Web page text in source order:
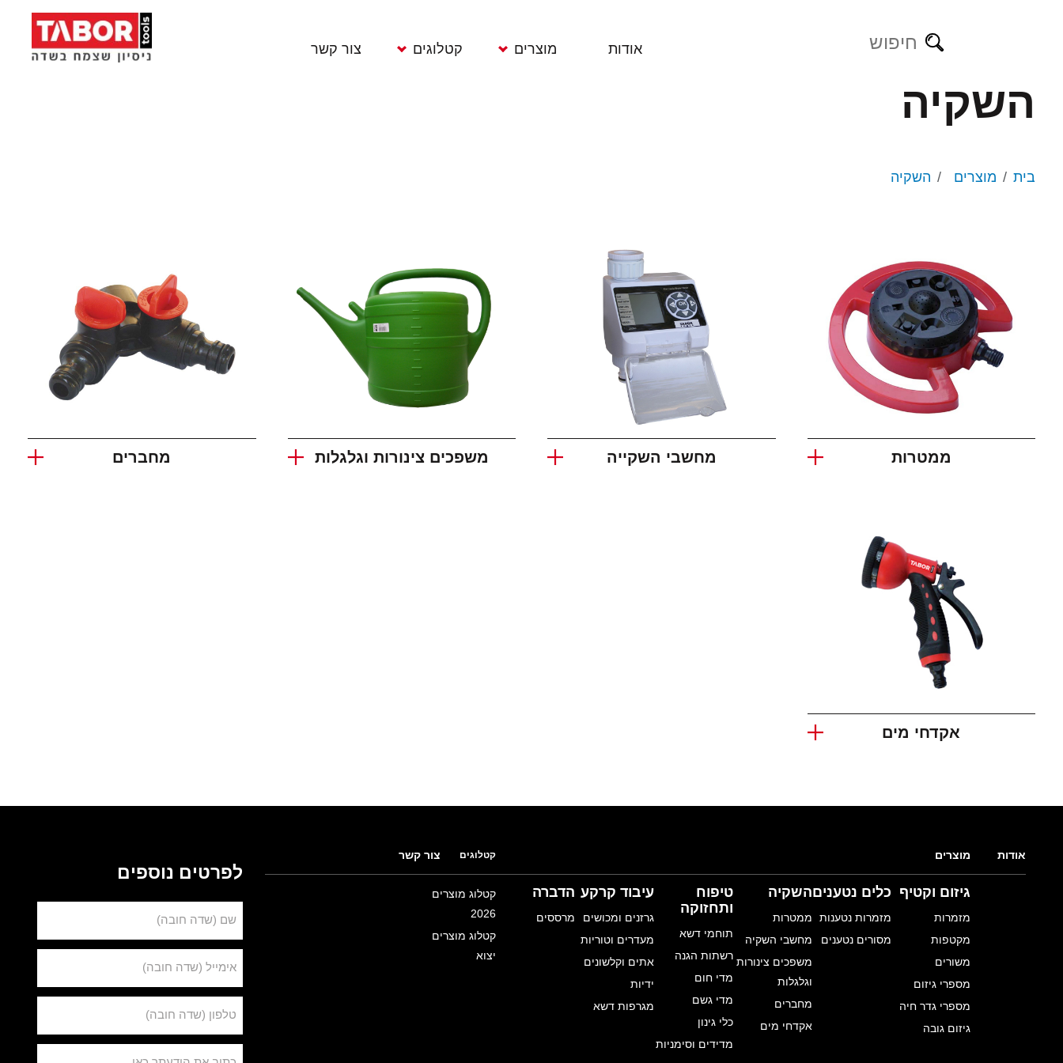
אודות מוצרים
אקדחי מים
קטלוגים צור קשר
השקיה
בית מוצרים השקיה
ממטרות מחשבי השקייה משפכים צינורות וגלגלות מחברים
אקדחי מים
לפרטים נוספים
שם (שדה חובה)
אימייל (שדה חובה)
טלפון (שדה חובה)
אודות מוצרים
גיזום וקטיף
מזמרות
מקטפות
משורים
מספרי גיזום
מספרי גדר חיה
גיזום גובה
כלים נטענים
מזמרות נטענות
מסורים נטענים
השקיה
ממטרות
מחשבי השקיה
משפכים צינורות
וגלגלות
מחברים
אקדחי מים
טיפוח
ותחזוקה
תוחמי דשא
רשתות הגנה
מדי חום
מדי גשם
כלי גינון
מדידים וסימניות
עיבוד קרקע
גרזנים ומכושים
מעדרים וטוריות
אתים וקלשונים
ידיות
מגרפות דשא
הדברה
מרססים
קטלוגים
קטלוג מוצרים
2026
קטלוג מוצרים
יצוא
צור קשר